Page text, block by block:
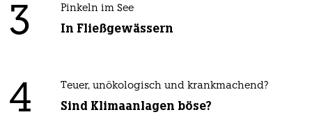
3 Pinkeln im See
In Fließgewässern
4 Teuer, unökologisch und krankmachend?
Sind Klimaanlagen böse?